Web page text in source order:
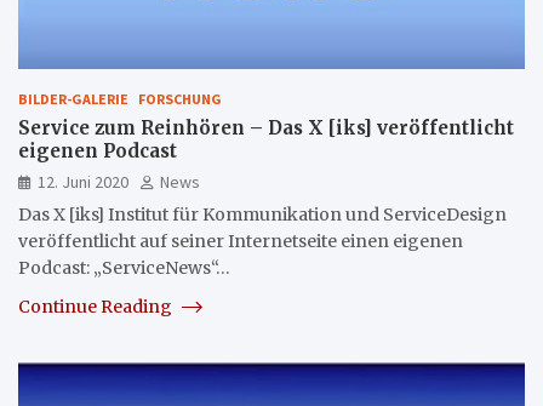
BILDER-GALERIE FORSCHUNG
Service zum Reinhören – Das X [iks] veröffentlicht
eigenen Podcast
12. Juni 2020
News
Das X [iks] Institut für Kommunikation und ServiceDesign
veröffentlicht auf seiner Internetseite einen eigenen
Podcast: „ServiceNews“…
Continue Reading